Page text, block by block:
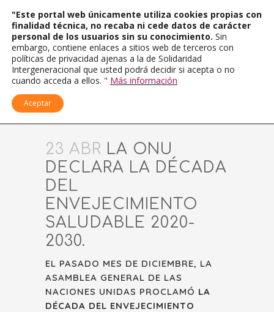
23 ABR LA ONU
DECLARA LA DÉCADA
DEL
ENVEJECIMIENTO
SALUDABLE 2020-
2030.
EL PASADO MES DE DICIEMBRE, LA
ASAMBLEA GENERAL DE LAS
NACIONES UNIDAS PROCLAMÓ LA
DÉCADA DEL ENVEJECIMIENTO
"Este portal web únicamente utiliza cookies propias con
finalidad técnica, no recaba ni cede datos de carácter
personal de los usuarios sin su conocimiento. Sin
embargo, contiene enlaces a sitios web de terceros con
políticas de privacidad ajenas a la de Solidaridad
Intergeneracional que usted podrá decidir si acepta o no
cuando acceda a ellos. " Más información
Aceptar